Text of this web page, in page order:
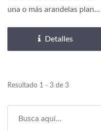
una o más arandelas planas
Detalles
Resultado 1 - 3 de 3